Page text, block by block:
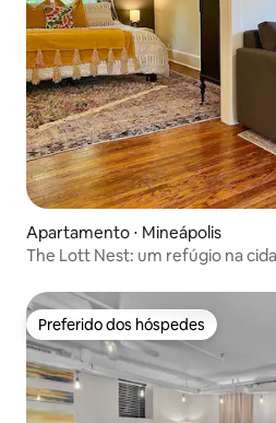
Apartamento ⋅ Mineápolis
The Lott Nest: um refúgio na
Preferido dos hóspedes
Preferido dos hóspedes